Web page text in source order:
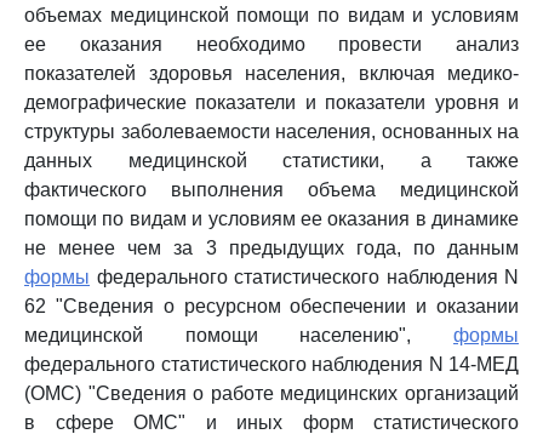
объемах медицинской помощи по видам и условиям
ее оказания необходимо провести анализ
показателей здоровья населения, включая медико-
демографические показатели и показатели уровня и
структуры заболеваемости населения, основанных на
данных медицинской статистики, а также
фактического выполнения объема медицинской
помощи по видам и условиям ее оказания в динамике
не менее чем за 3 предыдущих года, по данным
формы федерального статистического наблюдения N
62 "Сведения о ресурсном обеспечении и оказании
медицинской помощи населению", формы
федерального статистического наблюдения N 14-МЕД
(ОМС) "Сведения о работе медицинских организаций
в сфере ОМС" и иных форм статистического